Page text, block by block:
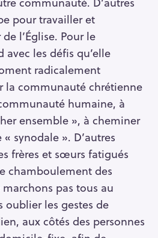
pour travailler et
l’Église. Pour le
les défis qu’elle
radicalement
la communauté chrétienne
humaine, à
ensemble », à cheminer
synodale ». D’autres
frères et sœurs fatigués
chamboulement des
pas tous au
oublier les gestes de
aux côtés des personnes